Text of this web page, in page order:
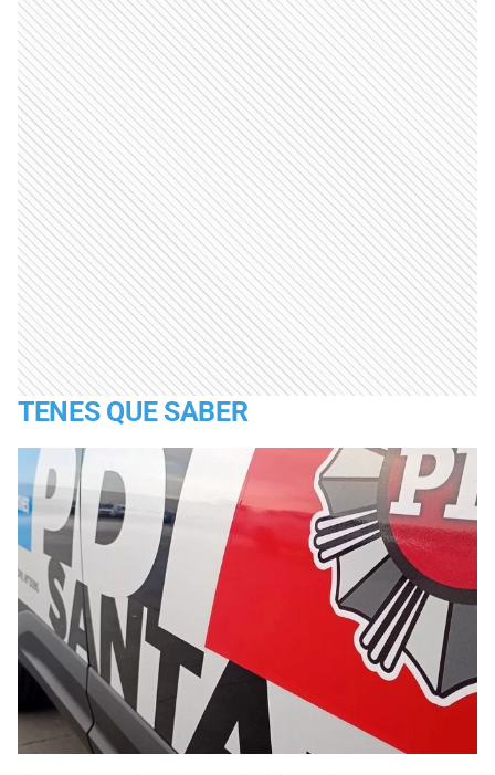
TENES QUE SABER